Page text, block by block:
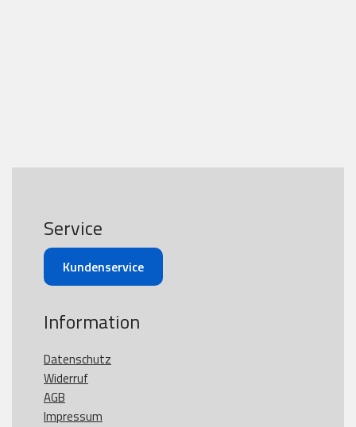
Service
Kundenservice
Information
Datenschutz
Widerruf
AGB
Impressum